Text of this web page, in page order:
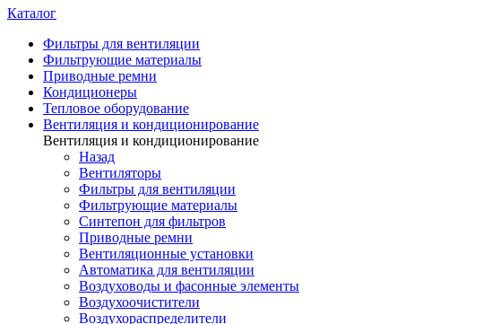
Каталог
Фильтры для вентиляции
Фильтрующие материалы
Приводные ремни
Кондиционеры
Тепловое оборудование
Вентиляция и кондиционирование
Вентиляция и кондиционирование
Назад
Вентиляторы
Фильтры для вентиляции
Фильтрующие материалы
Синтепон для фильтров
Приводные ремни
Вентиляционные установки
Автоматика для вентиляции
Воздуховоды и фасонные элементы
Воздухоочистители
Воздухораспределители